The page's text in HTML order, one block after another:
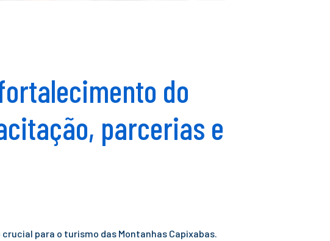
do
parcerias e
para o turismo das Montanhas Capixabas.